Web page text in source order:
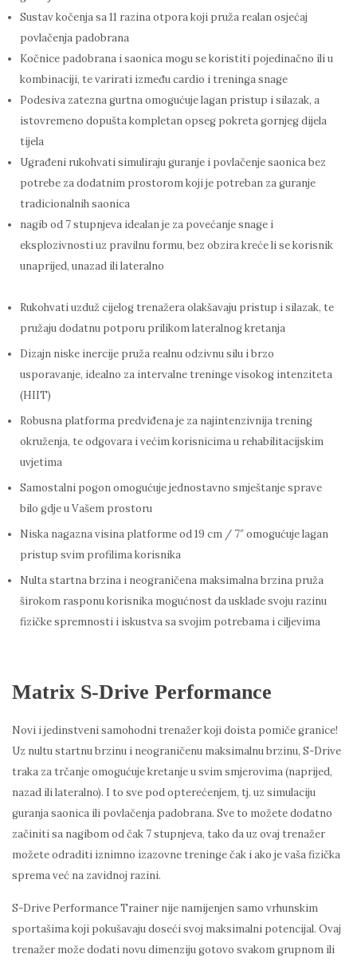
Sustav kočenja sa 11 razina otpora koji pruža realan osjećaj
povlačenja padobrana
Kočnice padobrana i saonica mogu se koristiti pojedinačno ili u
kombinaciji, te varirati između cardio i treninga snage
Podesiva zatezna gurtna omogućuje lagan pristup i silazak, a
istovremeno dopušta kompletan opseg pokreta gornjeg dijela
tijela
Ugrađeni rukohvati simuliraju guranje i povlačenje saonica bez
potrebe za dodatnim prostorom koji je potreban za guranje
tradicionalnih saonica
nagib od 7 stupnjeva idealan je za povećanje snage i
eksplozivnosti uz pravilnu formu, bez obzira kreće li se korisnik
unaprijed, unazad ili lateralno
Rukohvati uzduž cijelog trenažera olakšavaju pristup i silazak, te
pružaju dodatnu potporu prilikom lateralnog kretanja
Dizajn niske inercije pruža realnu odzivnu silu i brzo
usporavanje, idealno za intervalne treninge visokog intenziteta
(HIIT)
Robusna platforma predviđena je za najintenzivnija trening
okruženja, te odgovara i većim korisnicima u rehabilitacijskim
uvjetima
Samostalni pogon omogućuje jednostavno smještanje sprave
bilo gdje u Vašem prostoru
Niska nagazna visina platforme od 19 cm / 7″ omogućuje lagan
pristup svim profilima korisnika
Nulta startna brzina i neograničena maksimalna brzina pruža
širokom rasponu korisnika mogućnost da usklade svoju razinu
fizičke spremnosti i iskustva sa svojim potrebama i ciljevima
Matrix S-Drive Performance
Novi i jedinstveni samohodni trenažer koji doista pomiče granice!
Uz nultu startnu brzinu i neograničenu maksimalnu brzinu, S-Drive
traka za trčanje omogućuje kretanje u svim smjerovima (naprijed,
nazad ili lateralno). I to sve pod opterećenjem, tj. uz simulaciju
guranja saonica ili povlačenja padobrana. Sve to možete dodatno
začiniti sa nagibom od čak 7 stupnjeva, tako da uz ovaj trenažer
možete odraditi iznimno izazovne treninge čak i ako je vaša fizička
sprema već na zavidnoj razini.
S-Drive Performance Trainer nije namijenjen samo vrhunskim
sportašima koji pokušavaju doseći svoj maksimalni potencijal. Ovaj
trenažer može dodati novu dimenziju gotovo svakom grupnom ili